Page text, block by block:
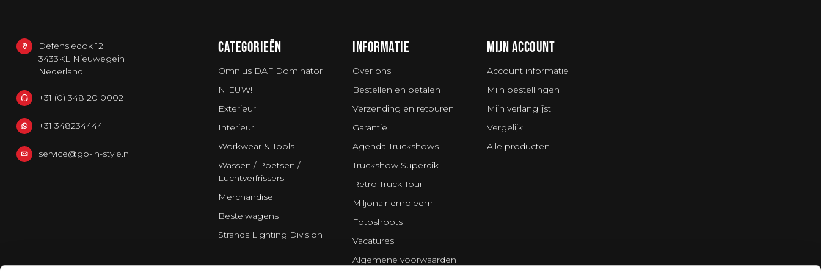
Defensiedok 12
3433KL Nieuwegein
Nederland
+31 (0) 348 20 0002
+31 348234444
service@go-in-style.nl
CATEGORIEËN
Omnius DAF Dominator
NIEUW!
Exterieur
Interieur
Workwear & Tools
Wassen / Poetsen /
Luchtverfrissers
Merchandise
Bestelwagens
Strands Lighting Division
INFORMATIE
Over ons
Bestellen en betalen
Verzending en retouren
Garantie
Agenda Truckshows
Truckshow Superdik
Retro Truck Tour
Miljonair embleem
Fotoshoots
Vacatures
Algemene voorwaarden
MIJN ACCOUNT
Account informatie
Mijn bestellingen
Mijn verlanglijst
Vergelijk
Alle producten